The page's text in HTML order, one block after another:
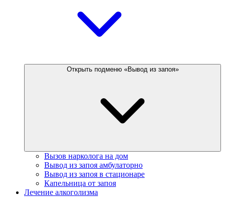
Открыть подменю «Вывод из запоя»
Вызов нарколога на дом
Вывод из запоя амбулаторно
Вывод из запоя в стационаре
Капельница от запоя
Лечение алкоголизма